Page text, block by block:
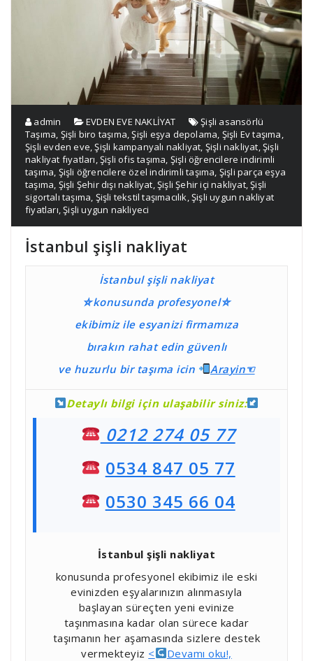
admin EVDEN EVE NAKLİYAT
Şişli asansörlü
Taşıma Şişli biro taşıma ,Şişli eşya depolama Şişli Ev taşıma
Şişli evden eve ,Şişli kampanyalı nakliyat Şişli nakliyat ,Şişli
nakliyat fıyatları ,Şişli ofis taşıma Şişli öğrencilere indirimli
taşıma Şişli öğrencilere özel indirimli taşıma Şişli parça eşya
taşıma Şişli Şehir dışı nakliyat ,Şişli Şehir içi nakliyat,Şişli
sigortalı taşıma Şişli tekstil taşımacılık ,Şişli uygun nakliyat
fiyatları ,Şişli uygun nakliyeci
İstanbul şişli nakliyat
İstanbul şişli nakliyat
⛤konusunda profesyonel⛤
ekibimiz ile esyanizi firmamıza
bırakın rahat edin güvenlı
ve huzurlu bir taşıma icin Arayin☜
Detaylı bilgi için ulaşabilir siniz:
0212 274 05 77
0534 847 05 77
0530 345 66 04
İstanbul şişli nakliyat
konusunda profesyonel ekibimiz ile eski
evinizden eşyalarınızın alınmasıyla
başlayan süreçten yeni evinize
taşınmasına kadar olan sürece kadar
taşımanın her aşamasında sizlere destek
vermekteyiz < Devamı oku!,